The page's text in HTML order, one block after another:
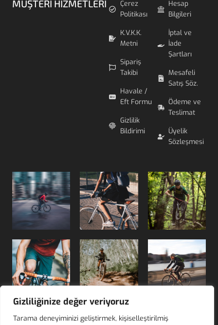
Gizliliğinize değer veriyoruz
Tarama deneyiminizi geliştirmek, kişiselleştirilmiş
MÜŞTERI HIZMETLERI
Çerez
Politikası
K.V.K.K.
Metni
Sipariş
Takibi
Havale /
Eft Formu
Gizlilik
Bildirimi
Hesap
Bilgileri
İptal ve
İade
Şartları
Mesafeli
Satış Söz.
Ödeme ve
Teslimat
Üyelik
Sözleşmesi